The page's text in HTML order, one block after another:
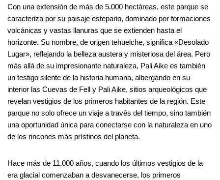
Con una extensión de más de 5.000 hectáreas, este parque se
caracteriza por su paisaje estepario, dominado por formaciones
volcánicas y vastas llanuras que se extienden hasta el
horizonte. Su nombre, de origen tehuelche, significa «Desolado
Lugar», reflejando la belleza austera y misteriosa del área. Pero
más allá de su impresionante naturaleza, Pali Aike es también
un testigo silente de la historia humana, albergando en su
interior las Cuevas de Fell y Pali Aike, sitios arqueológicos que
revelan vestigios de los primeros habitantes de la región. Este
parque no solo ofrece un viaje a través del tiempo, sino también
una oportunidad única para conectarse con la naturaleza en uno
de los rincones más prístinos del planeta.
Hace más de 11.000 años, cuando los últimos vestigios de la
era glacial comenzaban a desvanecerse, los primeros